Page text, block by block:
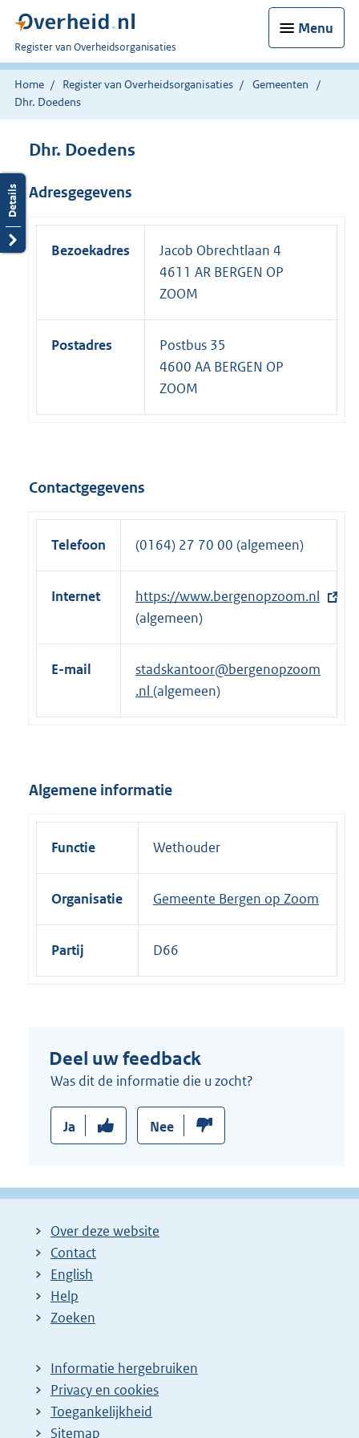
Menu
U
bent
nu
hier:
Register van Overheidsorganisaties
Home Register van Overheidsorganisaties
Gemeenten
Dhr. Doedens
Dhr. Doedens
Adresgegevens
Bezoekadres
Jacob Obrechtlaan 4
4611 AR BERGEN OP
ZOOM
Postadres
Postbus 35
4600 AA BERGEN OP
ZOOM
Contactgegevens
Telefoon (0164) 27 70 00 (algemeen)
Internet
E
x
t
e
e
n
k
https://www.bergenopzoom.nl
(algemeen)
E-mail
stadskantoor@bergenopzoom
.nl (algemeen)
Algemene informatie
Functie Wethouder
Organisatie Gemeente Bergen op Zoom
Partij D66
Deel uw feedback
Was dit de informatie die u zocht?
Ja Nee
Over deze website
Contact
English
Help
Zoeken
Informatie hergebruiken
Privacy en cookies
Toegankelijkheid
Sitemap